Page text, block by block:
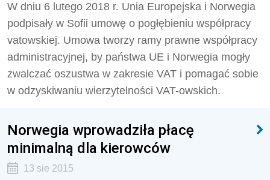
W dniu 6 lutego 2018 r. Unia Europejska i Norwegia
podpisały w Sofii umowę o pogłębieniu współpracy
vatowskiej. Umowa tworzy ramy prawne współpracy
administracyjnej, by państwa UE i Norwegia mogły
zwalczać oszustwa w zakresie VAT i pomagać sobie
w odzyskiwaniu wierzytelności VAT-owskich.
Norwegia wprowadziła płacę
minimalną dla kierowców
13 sie 2015